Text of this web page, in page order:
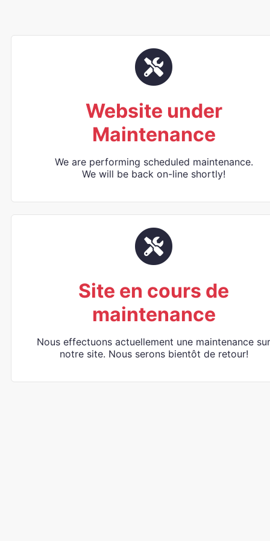
Website under
Maintenance
We are performing scheduled maintenance.
We will be back on-line shortly!
Site en cours de
maintenance
Nous effectuons actuellement une maintenance sur
notre site. Nous serons bientôt de retour!